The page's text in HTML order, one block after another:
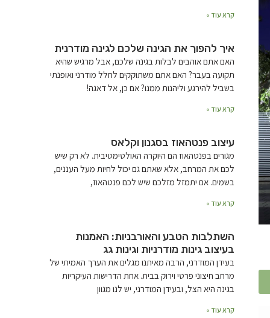
קרא עוד »
איך להפוך את הגינה שלכם לגינה מודרנית
האם אתם אוהבים לבלות בגינה שלכם, אבל מרגיש שהיא
תקועה בעבר? האם אתם משתוקקים לחלל מודרני ואופנתי
בשביל להירגע וליהנות ממנו? אם כן, אל דאגה!
קרא עוד »
עיצוב פנטהאוז בסגנון וקלאס
מגורים בפנטהאוז הם היוקרה האולטימטיבית. לא רק שיש
לכם את המרחב, אלא שאתם גם יכול לחיות מעל העננים,
בשמים. אם יתמזל מזלכם שיש לכם פנטהאוז,
קרא עוד »
השתלבות הטבע והאורבניות: האמנות
בעיצוב גינות מודרניות וגינות גג
בעידן המודרני, הרבה מאיתנו מגלים את הערך האמיתי של
מרחב חיצוני פרטי וירוק בבית. אחת הדרישות העיקריות
בגינה היא הצל, ובעידן המודרני, יש לנו מגוון
קרא עוד »